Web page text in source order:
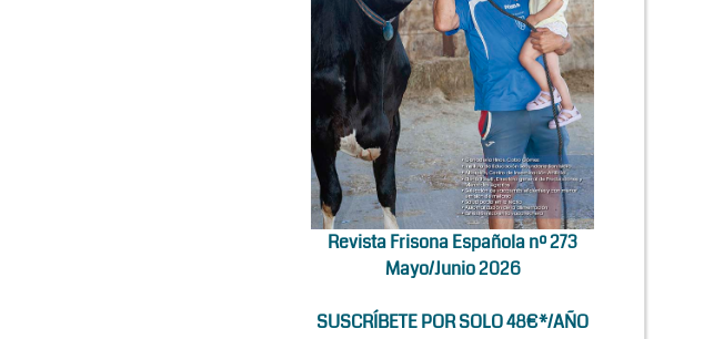
Revista Frisona Española nº 273
Mayo/Junio 2026
SUSCRÍBETE POR SOLO 48€*/AÑO